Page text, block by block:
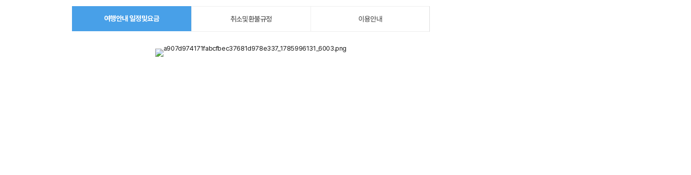
여행안내 일정및요금 취소및환불규정 이용안내